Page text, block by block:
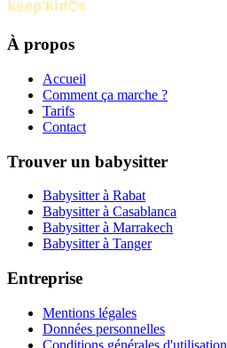
À propos
Accueil
Comment ça marche ?
Tarifs
Contact
Trouver un babysitter
Babysitter à Rabat
Babysitter à Casablanca
Babysitter à Marrakech
Babysitter à Tanger
Entreprise
Mentions légales
Données personnelles
Conditions générales d'utilisation